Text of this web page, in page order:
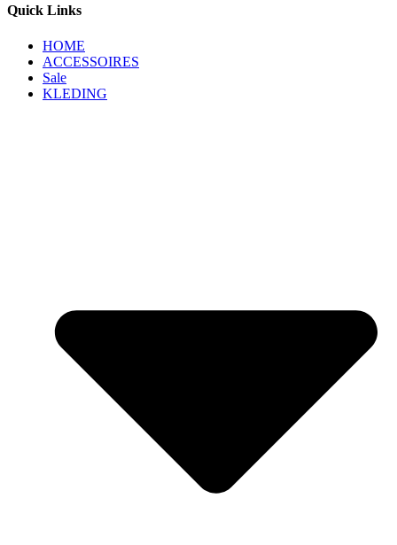
Quick Links
HOME
ACCESSOIRES
Sale
KLEDING